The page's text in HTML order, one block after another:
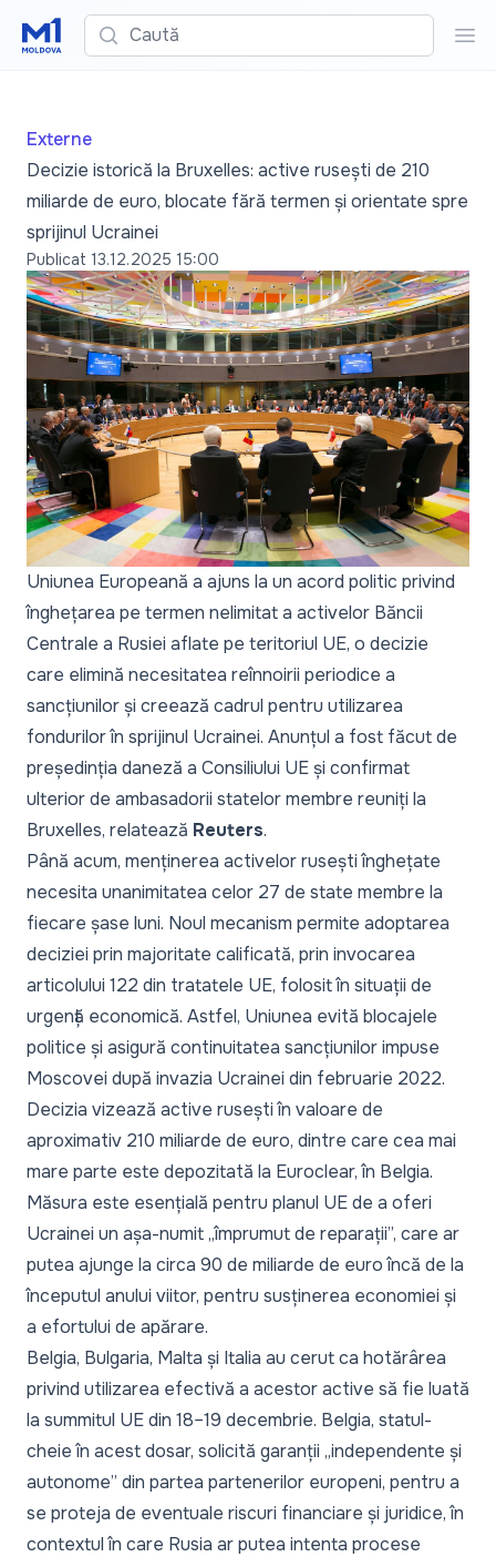
Caută
Externe
Decizie istorică la Bruxelles: active rusești de 210
miliarde de euro, blocate fără termen și orientate spre
sprijinul Ucrainei
Publicat 13.12.2025 15:00
Uniunea Europeană a ajuns la un acord politic privind
înghețarea pe termen nelimitat a activelor Băncii
Centrale a Rusiei aflate pe teritoriul UE, o decizie
care elimină necesitatea reînnoirii periodice a
sancțiunilor și creează cadrul pentru utilizarea
fondurilor în sprijinul Ucrainei. Anunțul a fost făcut de
președinția daneză a Consiliului UE și confirmat
ulterior de ambasadorii statelor membre reuniți la
Bruxelles, relatează Reuters.
Până acum, menținerea activelor rusești înghețate
necesita unanimitatea celor 27 de state membre la
fiecare șase luni. Noul mecanism permite adoptarea
deciziei prin majoritate calificată, prin invocarea
articolului 122 din tratatele UE, folosit în situații de
urgență economică. Astfel, Uniunea evită blocajele
politice și asigură continuitatea sancțiunilor impuse
Moscovei după invazia Ucrainei din februarie 2022.
Decizia vizează active rusești în valoare de
aproximativ 210 miliarde de euro, dintre care cea mai
mare parte este depozitată la Euroclear, în Belgia.
Măsura este esențială pentru planul UE de a oferi
Ucrainei un așa-numit „împrumut de reparații”, care ar
putea ajunge la circa 90 de miliarde de euro încă de la
începutul anului viitor, pentru susținerea economiei și
a efortului de apărare.
Belgia, Bulgaria, Malta și Italia au cerut ca hotărârea
privind utilizarea efectivă a acestor active să fie luată
la summitul UE din 18–19 decembrie. Belgia, statul-
cheie în acest dosar, solicită garanții „independente și
autonome” din partea partenerilor europeni, pentru a
se proteja de eventuale riscuri financiare și juridice, în
contextul în care Rusia ar putea intenta procese